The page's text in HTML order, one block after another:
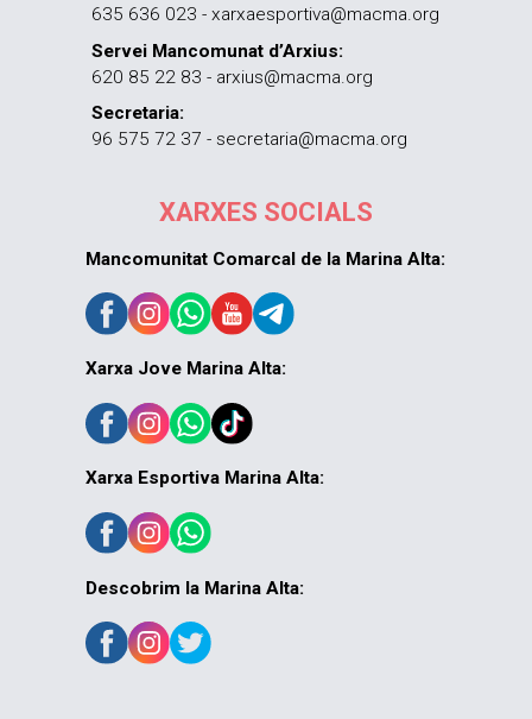
635 636 023 - xarxaesportiva@macma.org
Servei Mancomunat d’Arxius:
620 85 22 83 - arxius@macma.org
Secretaria:
96 575 72 37 - secretaria@macma.org
XARXES SOCIALS
Mancomunitat Comarcal de la Marina Alta:
Xarxa Jove Marina Alta:
Xarxa Esportiva Marina Alta:
Descobrim la Marina Alta: